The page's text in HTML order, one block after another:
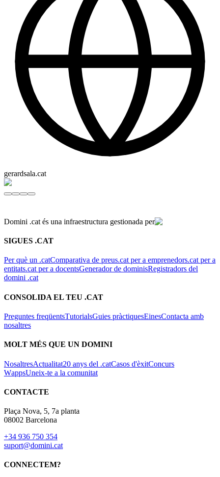
gerardsala.cat
Domini .cat és una infraestructura gestionada per
SIGUES .CAT
Per què un .catComparativa de preus.cat per a emprenedors.cat per a
entitats.cat per a docentsGenerador de dominisRegistradors del
domini .cat
CONSOLIDA EL TEU .CAT
Preguntes freqüentsTutorialsGuies pràctiquesEinesContacta amb
nosaltres
MOLT MÉS QUE UN DOMINI
NosaltresActualitat20 anys del .catCasos d'èxitConcurs
WappsUneix-te a la comunitat
CONTACTE
Plaça Nova, 5, 7a planta
08002 Barcelona
+34 936 750 354
suport@domini.cat
CONNECTEM?